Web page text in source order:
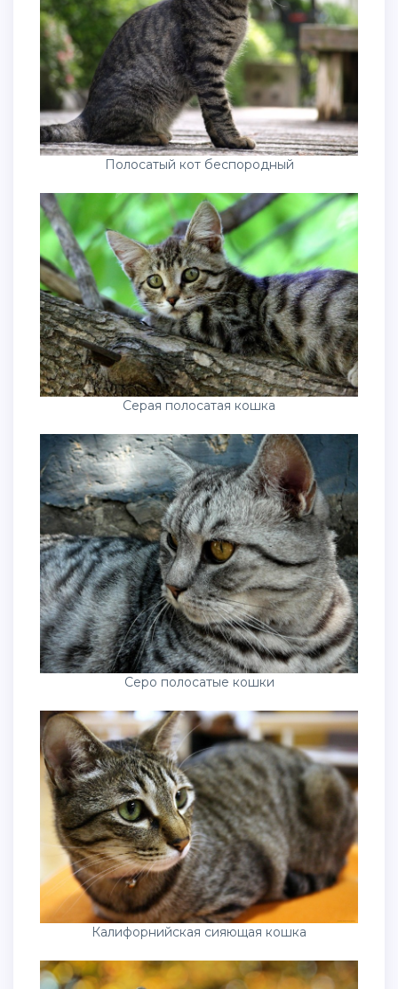
Полосатый кот беспородный
Серая полосатая кошка
Серо полосатые кошки
Калифорнийская сияющая кошка